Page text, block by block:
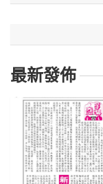
最新發佈